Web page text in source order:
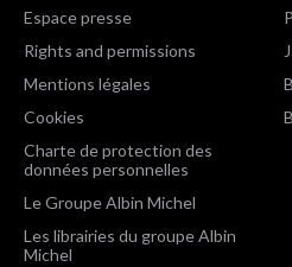
Espace presse
Rights and permissions
Mentions légales
Cookies
Charte de protection des
données personnelles
Le Groupe Albin Michel
Les librairies du groupe Albin
Michel